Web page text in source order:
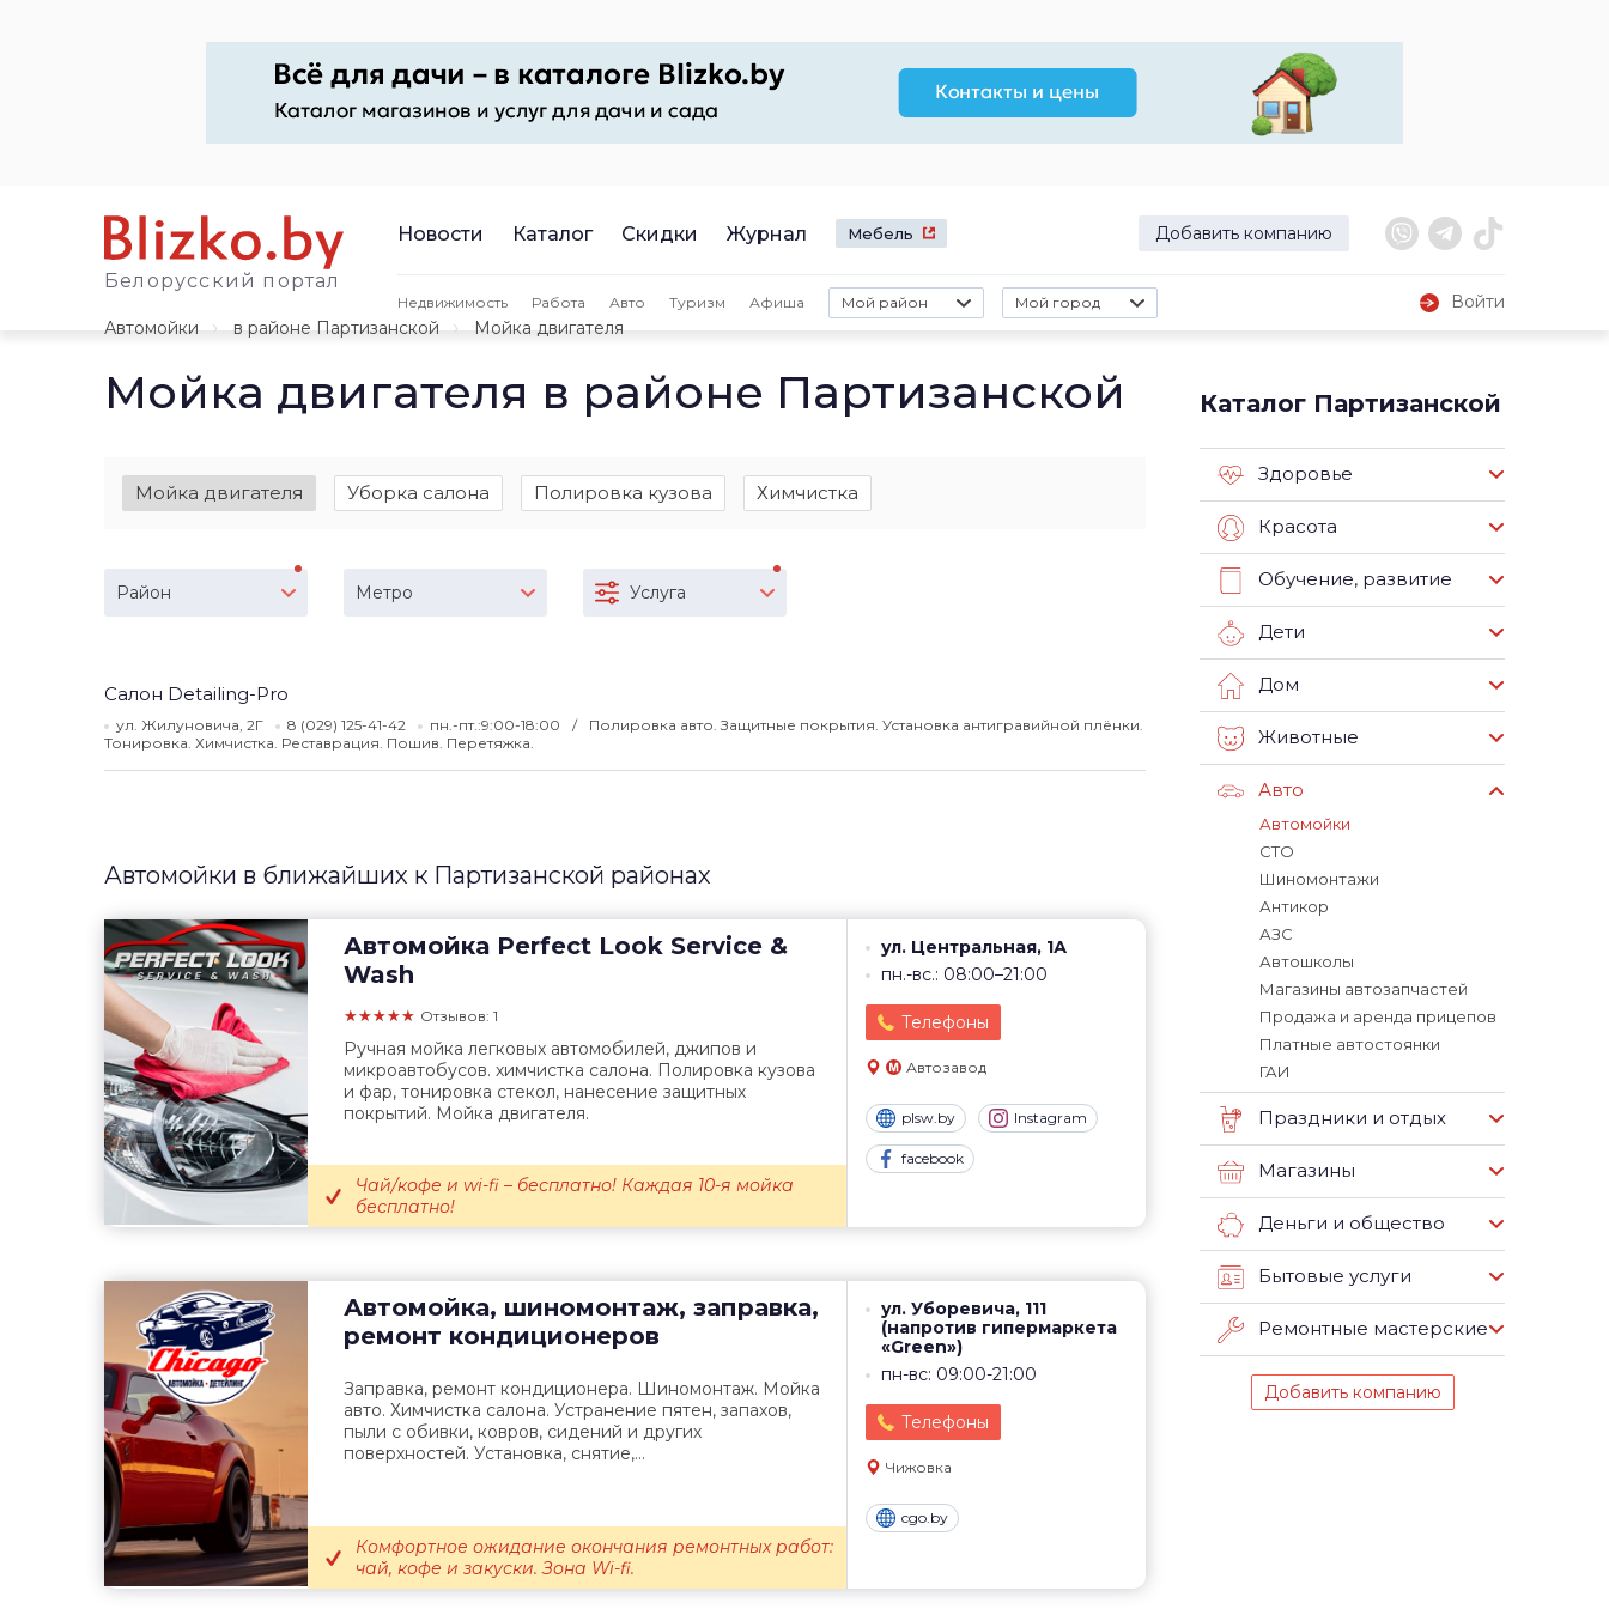
Белорусский портал
Новости Каталог Скидки Журнал Мебель Добавить компанию
Недвижимость Работа Авто Туризм Афиша Мой район Мой город
Войти
Автомойки
в районе Партизанской Мойка двигателя
Мойка двигателя в районе Партизанской
Мойка двигателя Уборка салона Полировка кузова Химчистка
Район Метро Услуга
Салон Detailing-Pro
ул. Жилуновича, 2Г 8 (029) 125-41-42 пн.-пт.:9:00-18:00
Полировка авто. Защитные покрытия. Установка антигравийной плёнки.
Тонировка. Химчистка. Реставрация. Пошив. Перетяжка.
Автомойки в ближайших к Партизанской районах
Автомойка Perfect Look Service &
Wash
★★★★★ Отзывов: 1
ул. Центральная, 1А
пн.-вс.: 08:00–21:00
Телефоны
Автозавод
plsw.by Instagram
facebook
Ручная мойка легковых автомобилей, джипов и
микроавтобусов. химчистка салона. Полировка кузова
и фар, тонировка стекол, нанесение защитных
покрытий. Мойка двигателя.
Чай/кофе и wi-fi – бесплатно! Каждая 10-я мойка
бесплатно!
Автомойка, шиномонтаж, заправка,
ремонт кондиционеров
ул. Уборевича, 111
(напротив гипермаркета
«Green»)
пн-вс: 09:00-21:00
Телефоны
Чижовка
cgo.by
Заправка, ремонт кондиционера. Шиномонтаж. Мойка
авто. Химчистка салона. Устранение пятен, запахов,
пыли с обивки, ковров, сидений и других
поверхностей. Установка, снятие,...
Комфортное ожидание окончания ремонтных работ:
чай, кофе и закуски. Зона Wi-fi.
Каталог Партизанской
Здоровье
Красота
Обучение, развитие
Дети
Дом
Животные
Авто
Автомойки
СТО
Шиномонтажи
Антикор
АЗС
Автошколы
Магазины автозапчастей
Продажа и аренда прицепов
Платные автостоянки
ГАИ
Праздники и отдых
Магазины
Деньги и общество
Бытовые услуги
Ремонтные мастерские
Добавить компанию